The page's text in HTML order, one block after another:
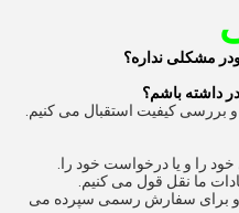
بررسی کیفیت استقبال می کنیم.
خود را و یا درخواست خود را.
ما نقل قول می کنیم.
و برای سفارش رسمی سپرده می